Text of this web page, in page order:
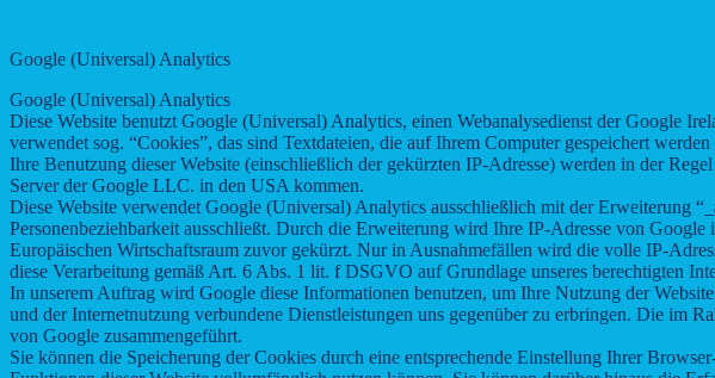
Google (Universal) Analytics
Google (Universal) Analytics
Diese Website benutzt Google (Universal) Analytics, einen Webanalysedienst der Google
verwendet sog. “Cookies”, das sind Textdateien, die auf Ihrem Computer gespeichert
Ihre Benutzung dieser Website (einschließlich der gekürzten IP-Adresse) werden in der
Server der Google LLC. in den USA kommen.
Diese Website verwendet Google (Universal) Analytics ausschließlich mit der Erweiterung
Personenbeziehbarkeit ausschließt. Durch die Erweiterung wird Ihre IP-Adresse von
Europäischen Wirtschaftsraum zuvor gekürzt. Nur in Ausnahmefällen wird die volle IP-
diese Verarbeitung gemäß Art. 6 Abs. 1 lit. f DSGVO auf Grundlage unseres berechtigten
In unserem Auftrag wird Google diese Informationen benutzen, um Ihre Nutzung der
und der Internetnutzung verbundene Dienstleistungen uns gegenüber zu erbringen. Die im
von Google zusammengeführt.
Sie können die Speicherung der Cookies durch eine entsprechende Einstellung Ihrer